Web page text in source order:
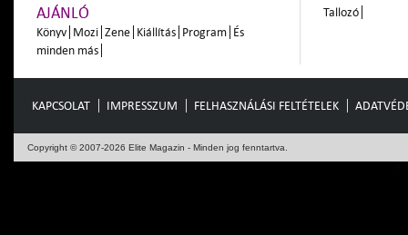
AJÁNLÓ
Könyv Mozi Zene Kiállítás Program És
minden más
Tallozó
KAPCSOLAT IMPRESSZUM FELHASZNÁLÁSI FELTÉTELEK
Copyright © 2007-2026 Elite Magazin - Minden jog fenntartva.